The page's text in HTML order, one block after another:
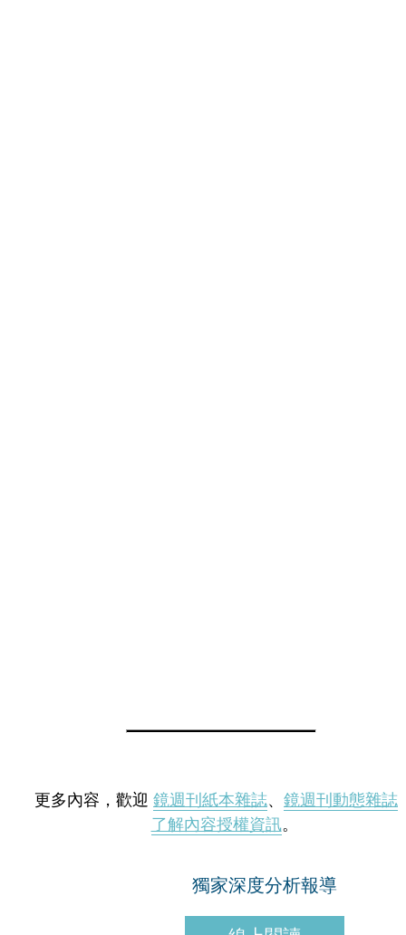
更多內容，歡迎 鏡週刊紙本雜誌、 鏡週刊動態雜誌
了解內容授權資訊。
獨家深度分析報導